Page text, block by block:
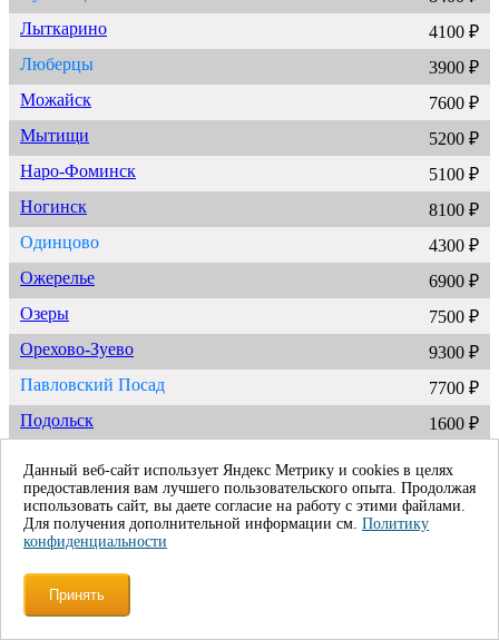
Лыткарино
4100 ₽
Люберцы
3900 ₽
Можайск
7600 ₽
Мытищи
5200 ₽
Наро-Фоминск
5100 ₽
Ногинск
8100 ₽
Одинцово
4300 ₽
Ожерелье
6900 ₽
Озеры
7500 ₽
Орехово-Зуево
9300 ₽
Павловский Посад
7700 ₽
Подольск
1600 ₽
Пушкино
5800 ₽
Пущино
Реутов
Данный веб-сайт использует Яндекс Метрику и cookies в целях
предоставления вам лучшего пользовательского опыта. Продолжая
использовать сайт, вы даете согласие на работу с этими файлами.
Для получения дополнительной информации см. Политику
конфиденциальности
Принять